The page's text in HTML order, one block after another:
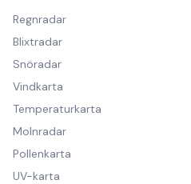
Regnradar
Blixtradar
Snöradar
Vindkarta
Temperaturkarta
Molnradar
Pollenkarta
UV-karta